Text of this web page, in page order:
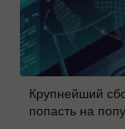
Крупнейший
попасть на